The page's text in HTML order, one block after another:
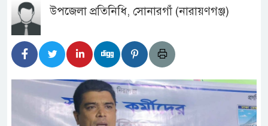
মাছে মিলল মাইক্রোপ্লাস্টিক, বেশি কই মাছে
বাড়ীর মোঃ আঃ খালেকের ইন্তেকাল
ব্যবসায়িক অগ্রযাত্রায় নতুন অধ্যায়
স্থিতিশীল সরকার,প্রবাসীদের বিনিয়োগের এখনই
উপজেলা প্রতিনিধি, সোনারগাঁ (নারায়ণগঞ্জ)